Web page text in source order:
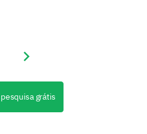
denúncia e o manejo de
slide
Next slide
grátis